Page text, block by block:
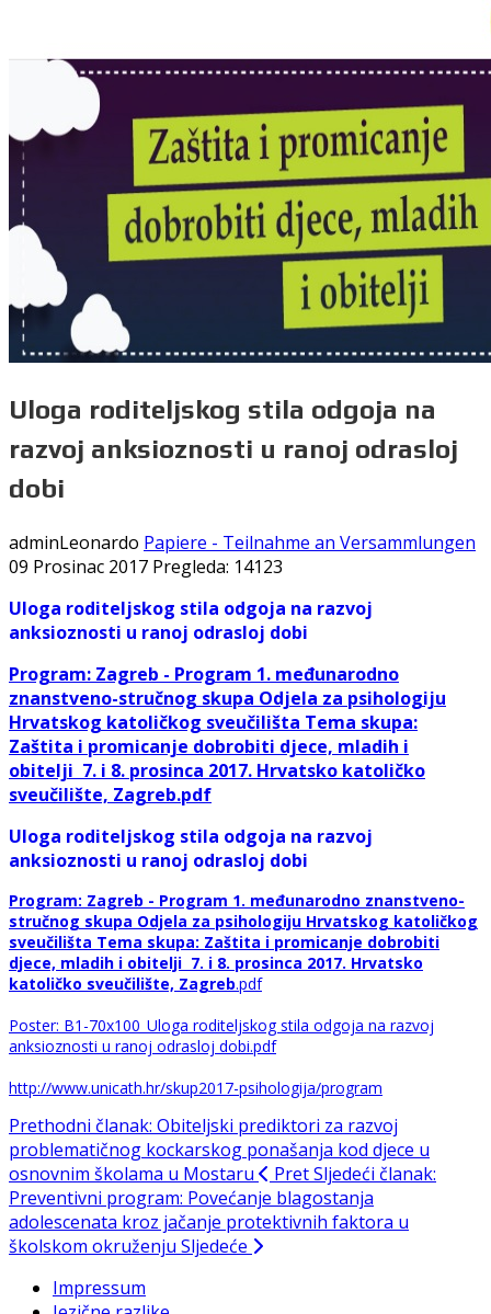
Uloga roditeljskog stila odgoja na
razvoj anksioznosti u ranoj odrasloj
dobi
adminLeonardo Papiere - Teilnahme an Versammlungen
09 Prosinac 2017 Pregleda: 14123
Uloga roditeljskog stila odgoja na razvoj
anksioznosti u ranoj odrasloj dobi
Program: Zagreb - Program 1. međunarodno
znanstveno-stručnog skupa Odjela za psihologiju
Hrvatskog katoličkog sveučilišta Tema skupa:
Zaštita i promicanje dobrobiti djece, mladih i
obitelji 7. i 8. prosinca 2017. Hrvatsko katoličko
sveučilište, Zagreb.pdf
Uloga roditeljskog stila odgoja na razvoj
anksioznosti u ranoj odrasloj dobi
Program: Zagreb - Program 1. međunarodno znanstveno-
stručnog skupa Odjela za psihologiju Hrvatskog katoličkog
sveučilišta Tema skupa: Zaštita i promicanje dobrobiti
djece, mladih i obitelji 7. i 8. prosinca 2017. Hrvatsko
katoličko sveučilište, Zagreb.pdf
Poster: B1-70x100_Uloga roditeljskog stila odgoja na razvoj
anksioznosti u ranoj odrasloj dobi.pdf
http://www.unicath.hr/skup2017-psihologija/program
Prethodni članak: Obiteljski prediktori za razvoj
problematičnog kockarskog ponašanja kod djece u
osnovnim školama u Mostaru
PretSljedeći članak:
Preventivni program: Povećanje blagostanja
adolescenata kroz jačanje protektivnih faktora u
školskom okruženju Sljedeće
Impressum